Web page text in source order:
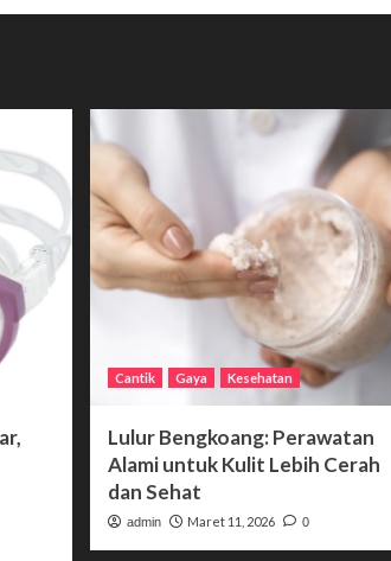
Cantik Gaya Kesehatan
Lulur Bengkoang: Perawatan
Alami untuk Kulit Lebih Cerah
dan Sehat
admin Maret 11, 2026 0